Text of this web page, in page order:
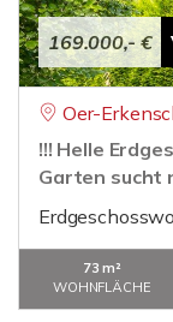
169.000,- €
Oer-
!!! Helle
Garten sucht
73 m²
WOHNFLÄCHE